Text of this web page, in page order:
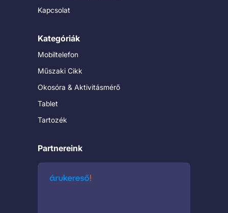
Kapcsolat
Kategóriák
Mobiltelefon
Műszaki Cikk
Okosóra & Aktivitásmérő
Tablet
Tartozék
Partnereink